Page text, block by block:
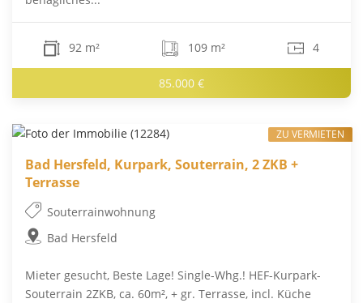
92 m² 109 m² 4
85.000 €
Bad Hersfeld, Kurpark, Souterrain, 2 ZKB +
Terrasse
Souterrainwohnung
Bad Hersfeld
Mieter gesucht, Beste Lage! Single-Whg.! HEF-Kurpark-
Souterrain 2ZKB, ca. 60m², + gr. Terrasse, incl. Küche
ZU VERMIETEN